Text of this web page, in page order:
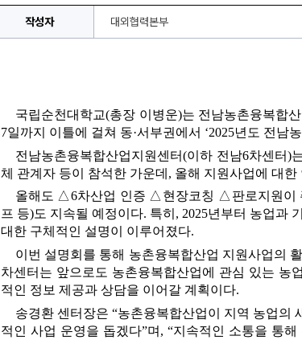
작성자 대외협력본부
국립순천대학교(총장 이병운)는 전남농촌융복합
7일까지 이틀에 걸쳐 동·서부권에서 ‘2025년도 전남
전남농촌융복합산업지원센터(이하 전남6차센터)
체 관계자 등이 참석한 가운데 , 올해 지원사업에 대
올해도 △6차산업 인증 △ 현장코칭 △ 판로지원이
프 등)도 지속될 예정이다. 특히 , 2025년부터 농업과
대한 구체적인 설명이 이루어졌다.
이번 설명회를 통해 농촌융복합산업 지원사업의
차센터는 앞으로도 농촌융복합산업에 관심 있는 농
적인 정보 제공과 상담을 이어갈 계획이다.
송경환 센터장은 “농촌융복합산업이 지역 농업의
적인 사업 운영을 돕겠다”며 , “지속적인 소통을 통해